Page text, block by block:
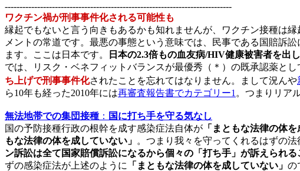
-----------------------------------------------------------------------------
ワクチン禍が刑事事件化される可能性も
縁起でもないと言う向きもあるかも知れませんが、ワクチン接種は
メントの常道です。最悪の事態という意味では、民事である国賠訴
ます。ここは日本です。
日本の2.3倍もの血友病/HIV健康被害者を出
では、リスク・ベネフィットバランスが最優秀（＊）の既承認薬と
ち上げで刑事事件化されたことを忘れてはなりません。まして況んや
ら10年も経った2010年には再審査報告書でカテゴリー1 。つまりリア
無法地帯での集団接種 ： 国に打ち手を守る気なし
国の予防接種行政の根幹を成す感染症法自体が 「まともな法律の体を
もな法律の体を成していない」 。つまり我々を守ってくれるはずの
ン訴訟は全て国家賠償訴訟になるから個々の「打ち手」が訴えられる
ずの感染症法が上述のように
「まともな法律の体を成していない」 の